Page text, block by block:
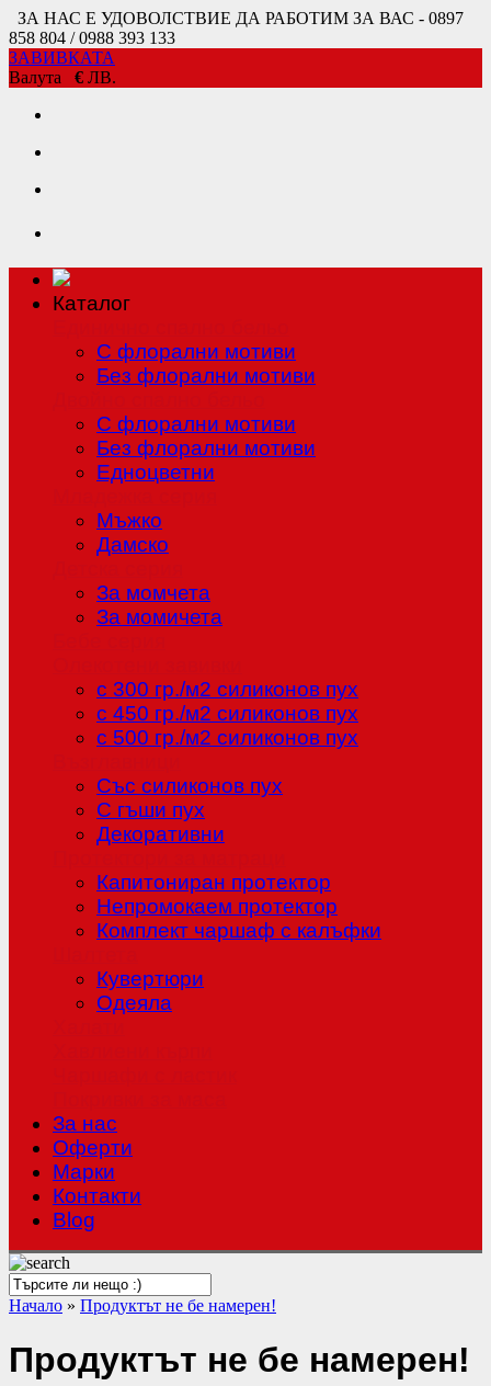
ЗА НАС Е УДОВОЛСТВИЕ ДА РАБОТИМ ЗА ВАС - 0897
858 804 / 0988 393 133
ЗАВИВКАТА
Валута € ЛВ.
Каталог
С флорални мотиви
Без флорални мотиви
С флорални мотиви
Без флорални мотиви
Едноцветни
Мъжко
Дамско
За момчета
За момичета
с 300 гр./м2 силиконов пух
с 450 гр./м2 силиконов пух
с 500 гр./м2 силиконов пух
Със силиконов пух
С гъши пух
Декоративни
Капитониран протектор
Непромокаем протектор
Комплект чаршаф с калъфки
Кувертюри
Одеяла
За нас
Оферти
Mарки
Контакти
Blog
Начало » Продуктът не бе намерен!
Продуктът не бе намерен!